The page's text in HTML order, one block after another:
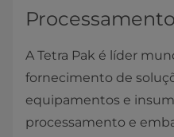
A Tetra Pak é líder
fornecimento de
equipamentos e
processamento e